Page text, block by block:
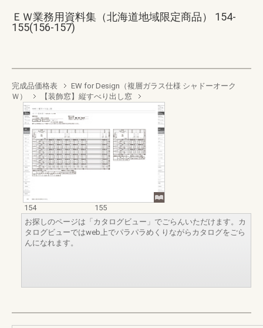
ＥＷ業務用資料集（北海道地域限定商品） 154-
155(156-157)
完成品価格表
EW for Design（複層ガラス仕様 シャドーオーク
Ｗ）
【装飾窓】縦すべり出し窓
154
155
お探しのページは「カタログビュー」でごらんいただけます。カ
タログビューではweb上でパラパラめくりながらカタログをごら
んになれます。